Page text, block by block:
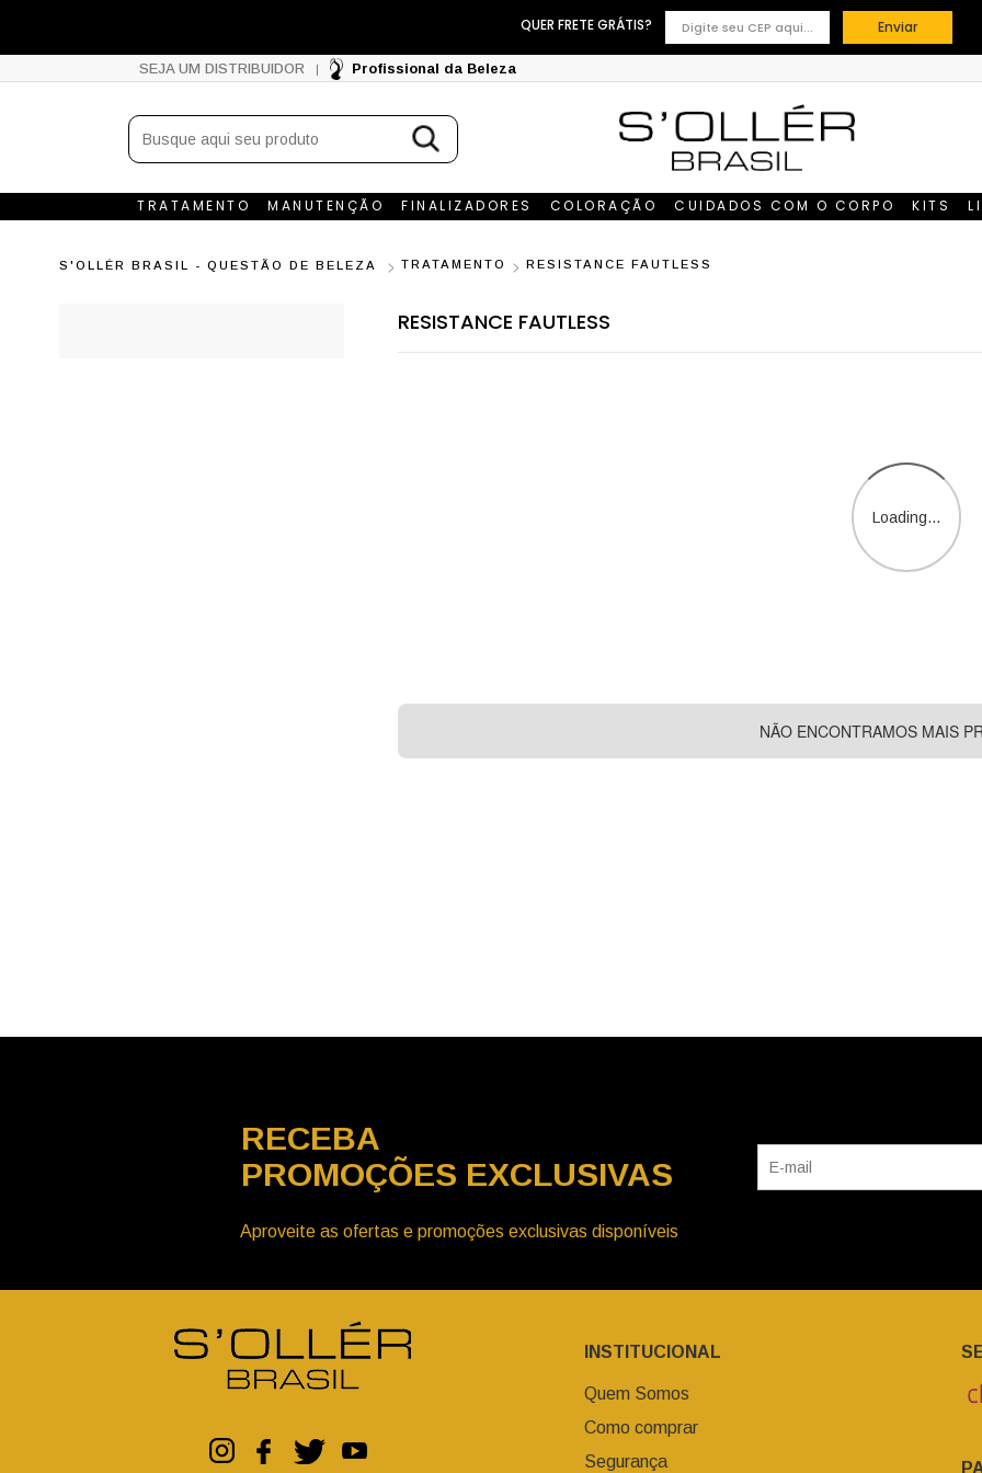
QUER FRETE GRÁTIS? Enviar
SEJA UM DISTRIBUIDOR | Profissional da Beleza
TRATAMENTO MANUTENÇÃO FINALIZADORES COLORAÇÃO CUIDADOS COM O CORPO KITS
S'OLLÉR BRASIL - QUESTÃO DE BELEZA TRATAMENTO RESISTANCE FAUTLESS
RESISTANCE FAUTLESS
Loading...
NÃO ENCONTRAMOS MAIS
RECEBA
PROMOÇÕES EXCLUSIVAS
Aproveite as ofertas e promoções exclusivas disponíveis
INSTITUCIONAL
Quem Somos
Como comprar
Segurança